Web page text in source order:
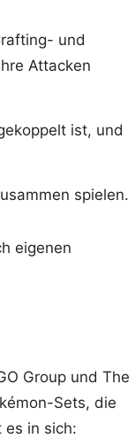
und
Attacken
ist, und
spielen.
eigenen
Group und The
Sets, die
es in sich: